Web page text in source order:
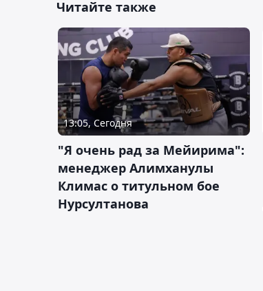
Читайте также
13:05, Сегодня
"Я очень рад за Мейирима":
менеджер Алимханулы
Климас о титульном бое
Нурсултанова